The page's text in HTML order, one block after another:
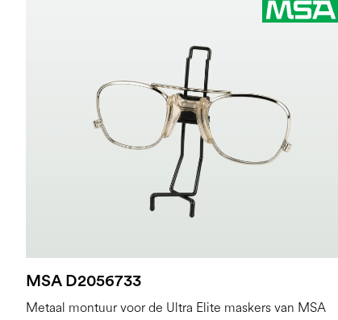
MSA D2056733
Metaal montuur voor de Ultra Elite maskers van MSA